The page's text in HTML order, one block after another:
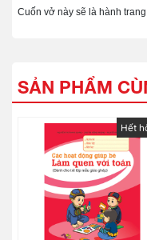
Cuốn vở này sẽ là hành
SẢN PHẨM
Hết